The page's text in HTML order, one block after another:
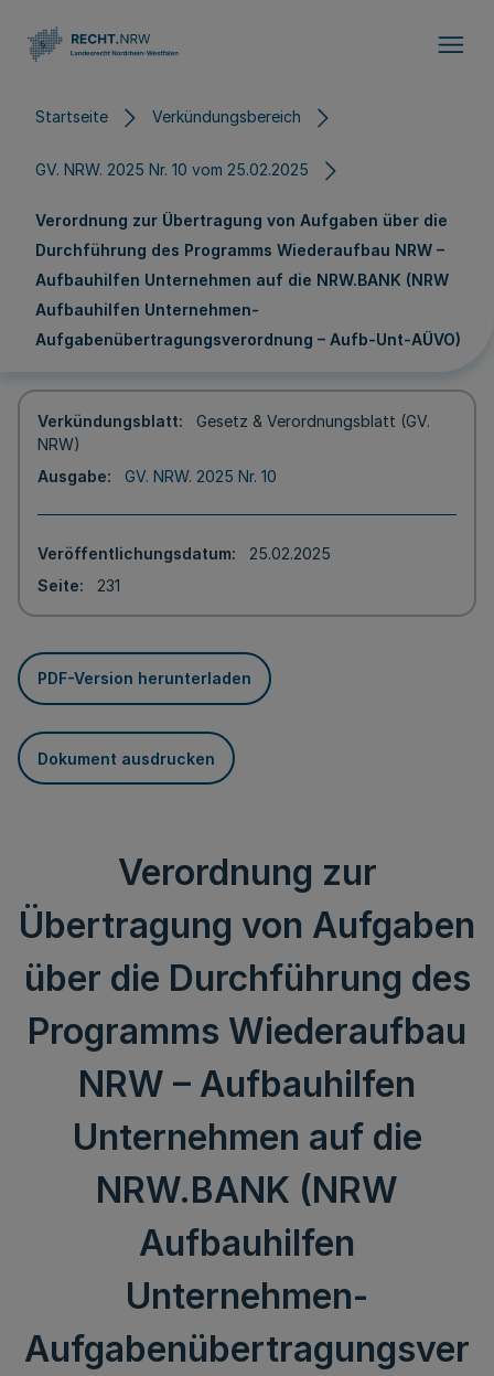
Startseite Verkündungsbereich
GV. NRW. 2025 Nr. 10 vom 25.02.2025
Verordnung zur Übertragung von Aufgaben über die
Durchführung des Programms Wiederaufbau NRW –
Aufbauhilfen Unternehmen auf die NRW.BANK (NRW
Aufbauhilfen Unternehmen-
Aufgabenübertragungsverordnung – Aufb-Unt-AÜVO)
Verkündungsblatt
Gesetz & Verordnungsblatt (GV.
NRW)
Ausgabe
GV. NRW. 2025 Nr. 10
Veröffentlichungsdatum
25.02.2025
Seite
231
PDF-Version herunterladen
Dokument ausdrucken
Verordnung zur
Übertragung von Aufgaben
über die Durchführung des
Programms Wiederaufbau
NRW – Aufbauhilfen
Unternehmen auf die
NRW.BANK (NRW
Aufbauhilfen
Unternehmen-
Aufgabenübertragungsver